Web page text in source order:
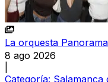
La orquesta
8 ago 2026
Categoría: Salamanca